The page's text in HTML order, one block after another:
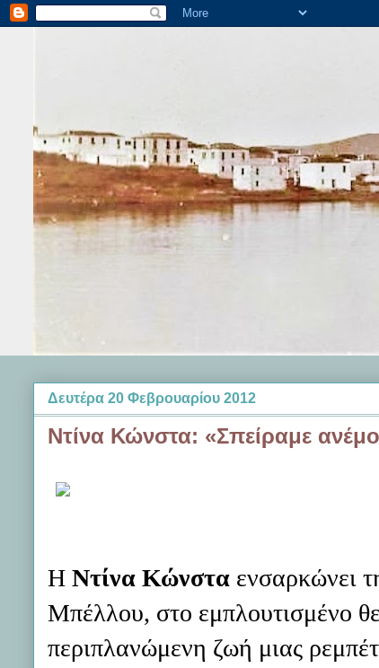
Δευτέρα 20 Φεβρουαρίου 2012
Ντίνα Κώνστα: «Σπείραμε
Η Ντίνα Κώνστα ενσαρκώνει
Μπέλλου, στο εμπλουτισμένο
περιπλανώμενη ζωή μιας